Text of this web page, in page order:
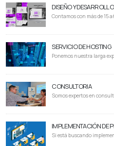
DISEÑO Y
Contamos con más de 15
SERVICIO DE HOSTING
Ponemos nuestra larga
CONSULTORIA
Somos expertos en
IMPLEMENTACIÓN DE
Si está buscando